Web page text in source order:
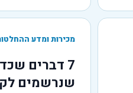
מכירות ומדע
7 דברים
שנרשמים